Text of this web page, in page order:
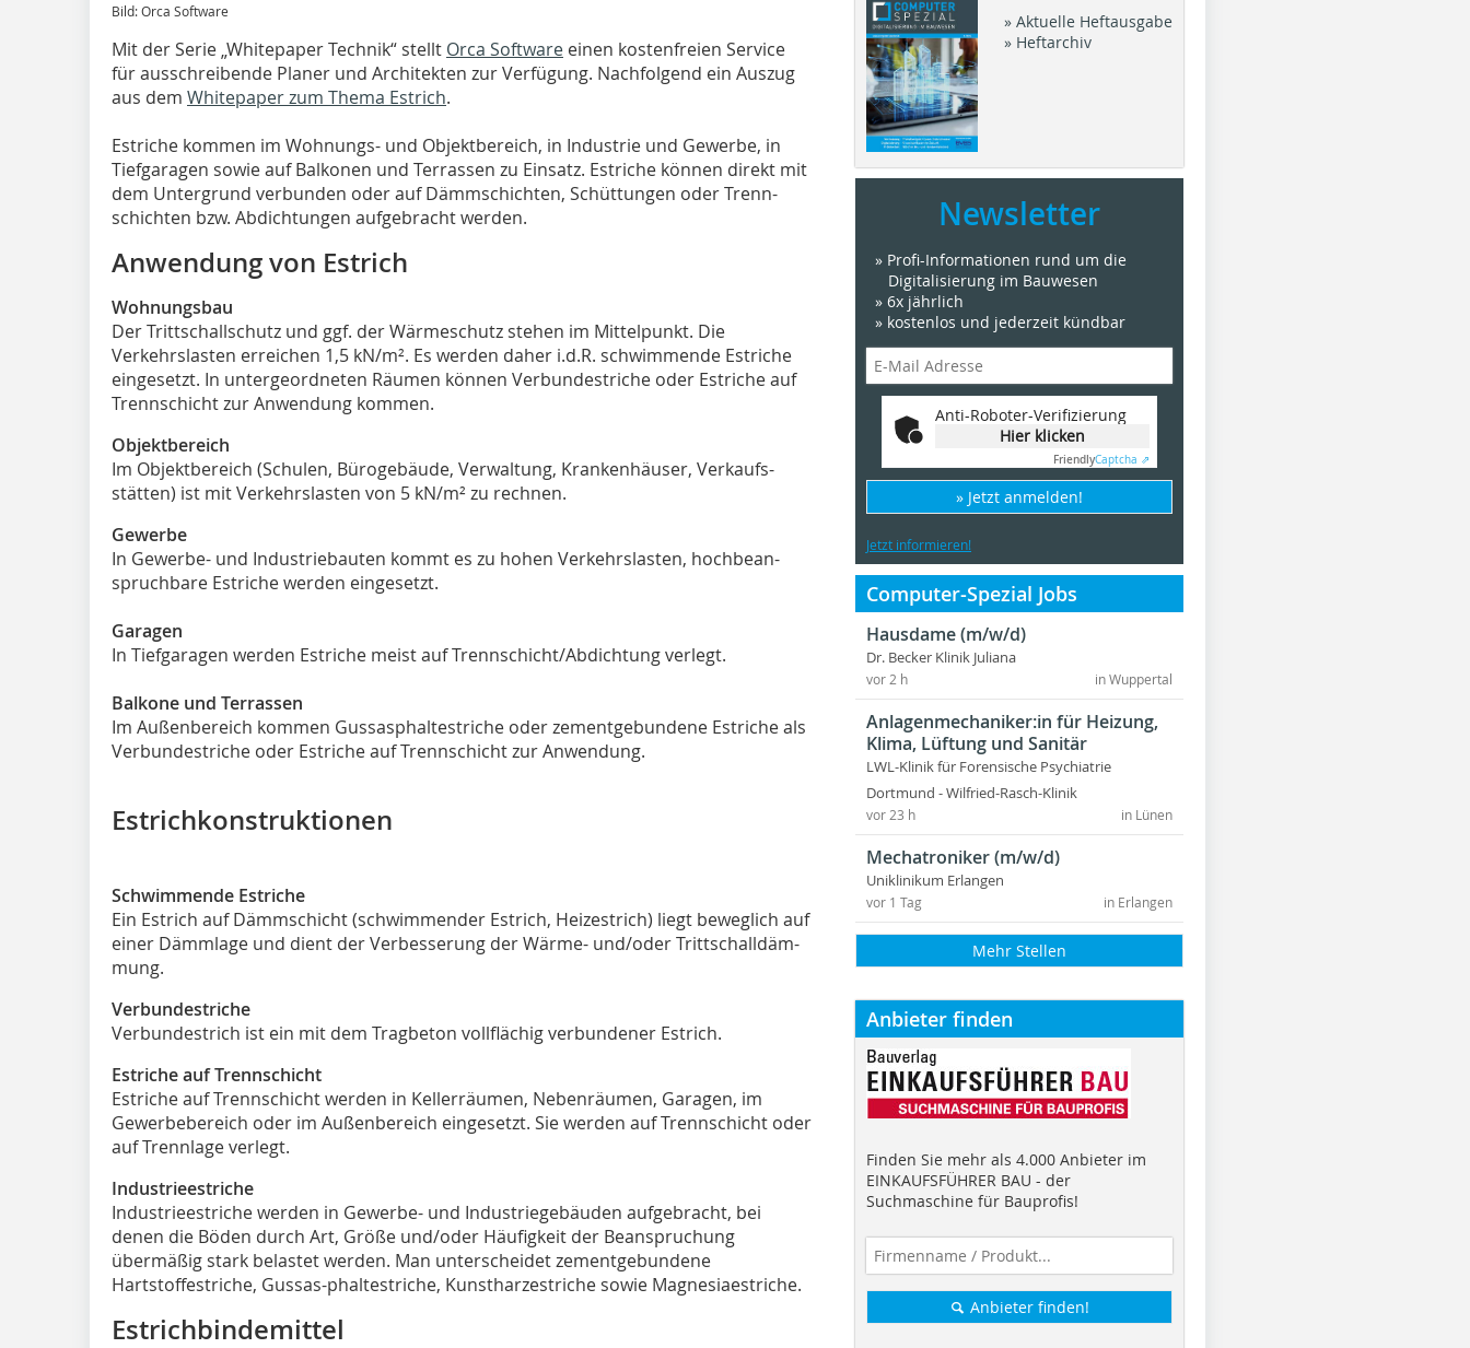
Bild: Orca Software
Mit der Serie „Whitepaper Technik“ stellt Orca Software einen kostenfreien Service
für ausschreibende Planer und Architekten zur Verfügung. Nachfolgend ein Auszug
aus dem Whitepaper zum Thema Estrich.
Estriche kommen im Wohnungs- und Objektbereich, in Industrie und Gewerbe, in
Tiefgaragen sowie auf Balkonen und Terrassen zu Einsatz. Estriche können direkt mit
dem Untergrund verbunden oder auf Dämmschichten, Schüttungen oder Trenn-
schichten bzw. Abdichtungen aufgebracht werden.
Anwendung von Estrich
Wohnungsbau
Der Trittschallschutz und ggf. der Wärmeschutz stehen im Mittelpunkt. Die
Verkehrslasten erreichen 1,5 kN/m². Es werden daher i.d.R. schwimmende Estriche
eingesetzt. In untergeordneten Räumen können Verbundestriche oder Estriche auf
Trennschicht zur Anwendung kommen.
Objektbereich
Im Objektbereich (Schulen, Bürogebäude, Verwaltung, Krankenhäuser, Verkaufs-
stätten) ist mit Verkehrslasten von 5 kN/m² zu rechnen.
Gewerbe
In Gewerbe- und Industriebauten kommt es zu hohen Verkehrslasten, hochbean-
spruchbare Estriche werden eingesetzt.
Garagen
In Tiefgaragen werden Estriche meist auf Trennschicht/Abdichtung verlegt.
Balkone und Terrassen
Im Außenbereich kommen Gussasphaltestriche oder zementgebundene Estriche als
Verbundestriche oder Estriche auf Trennschicht zur Anwendung.
Estrichkonstruktionen
Schwimmende Estriche
Ein Estrich auf Dämmschicht (schwimmender Estrich, Heizestrich) liegt beweglich auf
einer Dämmlage und dient der Verbesserung der Wärme- und/oder Trittschalldäm-
mung.
Verbundestriche
Verbundestrich ist ein mit dem Tragbeton vollflächig verbundener Estrich.
Estriche auf Trennschicht
Estriche auf Trennschicht werden in Kellerräumen, Nebenräumen, Garagen, im
Gewerbebereich oder im Außenbereich eingesetzt. Sie werden auf Trennschicht oder
auf Trennlage verlegt.
Industrieestriche
Industrieestriche werden in Gewerbe- und Industriegebäuden aufgebracht, bei
denen die Böden durch Art, Größe und/oder Häufigkeit der Beanspruchung
übermäßig stark belastet werden. Man unterscheidet zementgebundene
Hartstoffestriche, Gussas-phaltestriche, Kunstharzestriche sowie Magnesiaestriche.
Estrichbindemittel
» Aktuelle Heftausgabe
» Heftarchiv
Newsletter
» Profi-Informationen rund um die
Digitalisierung im Bauwesen
» 6x jährlich
» kostenlos und jederzeit kündbar
Anti-Roboter-Verifizierung
Hier klicken
FriendlyCaptcha ⇗
» Jetzt anmelden!
Jetzt informieren!
Computer-Spezial Jobs
Hausdame (m/w/d)
Dr. Becker Klinik Juliana
in Wuppertal
vor 2 h
Anlagenmechaniker:in für Heizung,
Klima, Lüftung und Sanitär
LWL-Klinik für Forensische Psychiatrie
Dortmund - Wilfried-Rasch-Klinik
in Lünen
vor 23 h
Mechatroniker (m/w/d)
Uniklinikum Erlangen
in Erlangen
vor 1 Tag
Mehr Stellen
Anbieter finden
Finden Sie mehr als 4.000 Anbieter im
EINKAUFSFÜHRER BAU - der
Suchmaschine für Bauprofis!
Anbieter finden!